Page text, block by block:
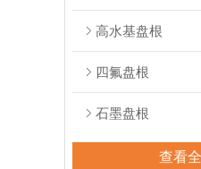
高水基盘根
四氟盘根
石墨盘根
查看